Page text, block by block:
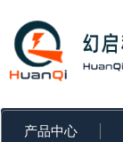
容
产品中心